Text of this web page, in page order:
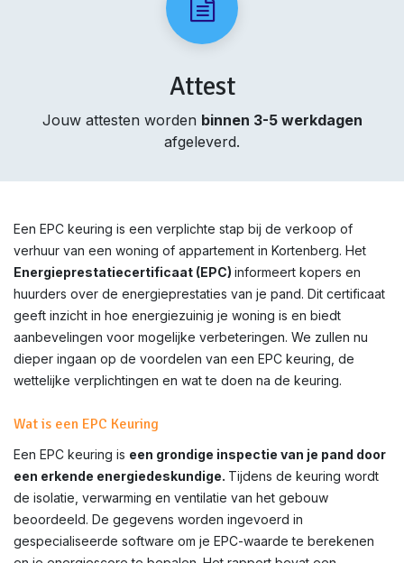
Attest
Jouw attesten worden binnen 3-5 werkdagen
afgeleverd.
Een EPC keuring is een verplichte stap bij de verkoop of
verhuur van een woning of appartement in Kortenberg. Het
Energieprestatiecertificaat (EPC) informeert kopers en
huurders over de energieprestaties van je pand. Dit certificaat
geeft inzicht in hoe energiezuinig je woning is en biedt
aanbevelingen voor mogelijke verbeteringen. We zullen nu
dieper ingaan op de voordelen van een EPC keuring, de
wettelijke verplichtingen en wat te doen na de keuring.
Wat is een EPC Keuring
Een EPC keuring is een grondige inspectie van je pand door
een erkende energiedeskundige. Tijdens de keuring wordt
de isolatie, verwarming en ventilatie van het gebouw
beoordeeld. De gegevens worden ingevoerd in
gespecialiseerde software om je EPC-waarde te berekenen